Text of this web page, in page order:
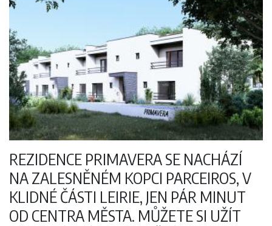
REZIDENCE PRIMAVERA SE NACHÁZÍ
NA ZALESNĚNÉM KOPCI PARCEIROS, V
KLIDNÉ ČÁSTI LEIRIE, JEN PÁR MINUT
OD CENTRA MĚSTA. MŮŽETE SI UŽÍT